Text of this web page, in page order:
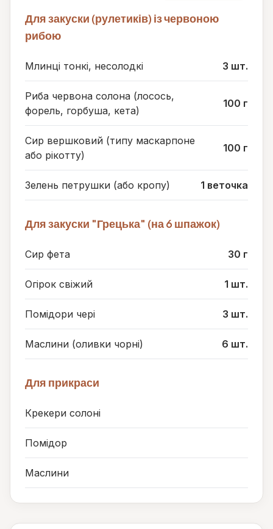
Для закуски (рулетиків) із червоною
рибою
Млинці тонкі, несолодкі 3 шт.
Риба червона солона (лосось,
форель, горбуша, кета)
100 г
Сир вершковий (типу маскарпоне
або рікотту)
100 г
Зелень петрушки (або кропу) 1 веточка
Для закуски "Грецька" (на 6 шпажок)
Сир фета 30 г
Огірок свіжий 1 шт.
Помідори чері 3 шт.
Маслини (оливки чорні) 6 шт.
Для прикраси
Крекери солоні
Помідор
Маслини